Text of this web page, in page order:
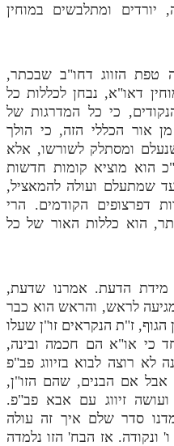
ומתלבשים במוחין
טפת הזווג דחו"ב שבכתר,
דאו"א, נבחן לכללות כל
כי כל המדרגות של
אור הכללי הזה, כי הולך
ומסתלק לשורשו, אלא
הוא מוציא קומות חדשות
שמתעלם ועולה להמאציל,
דפרצופים הקודמים. הרי
הוא כללות האור של כל
מידת הדעת. אמרנו שדעת,
לראש, והראש הוא כבר
ז"ת הנקראים זו"ן שעלו
כי או"א הם חכמה ובינה,
לא רוצה לבוא בזיווג פב"פ
אם הבנים, שהם הזו"ן,
זיווג עם אבא פב"פ.
סדר שלם איך זה עולה
ונקודה. אז הבח' הזו נלמדה